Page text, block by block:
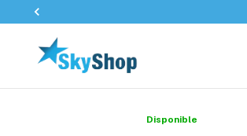
Disponible